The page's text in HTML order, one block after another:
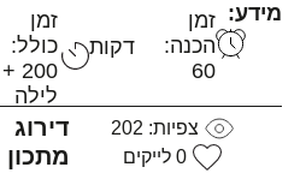
מידע: זמן
הכנה:
60
דקות
זמן
כולל:
200 +
לילה
צפיות: 202
0 לייקים
דירוג
מתכון